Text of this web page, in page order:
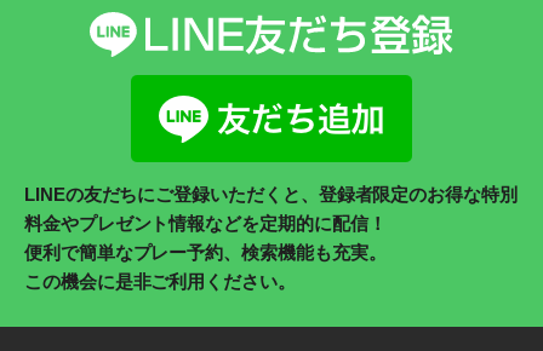
LINEの友だちにご登録いただくと、登録者限定のお得な特別
料金やプレゼント情報などを定期的に配信！
便利で簡単なプレー予約、検索機能も充実。
この機会に是非ご利用ください。